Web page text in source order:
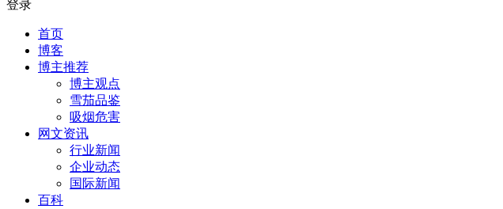
登录
首页
博客
博主推荐
博主观点
雪茄品鉴
吸烟危害
网文资讯
行业新闻
企业动态
国际新闻
百科